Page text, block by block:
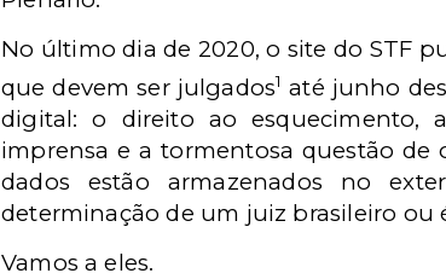
No último dia de 2020, o site do STF
que devem ser julgados1 até junho
digital: o direito ao esquecimento,
imprensa e a tormentosa questão de
dados estão armazenados no
determinação de um juiz brasileiro ou
Vamos a eles.